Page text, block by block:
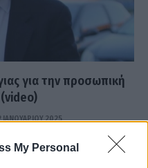
My Personal
για την προσωπική
ΙΑΝΟΥΑΡΊΟΥ 2025